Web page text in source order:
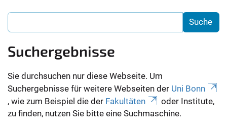
Suchergebnisse
Sie durchsuchen nur diese Webseite. Um
Suchergebnisse für weitere Webseiten der Uni Bonn
, wie zum Beispiel die der Fakultäten
oder Institute,
zu finden, nutzen Sie bitte eine Suchmaschine.